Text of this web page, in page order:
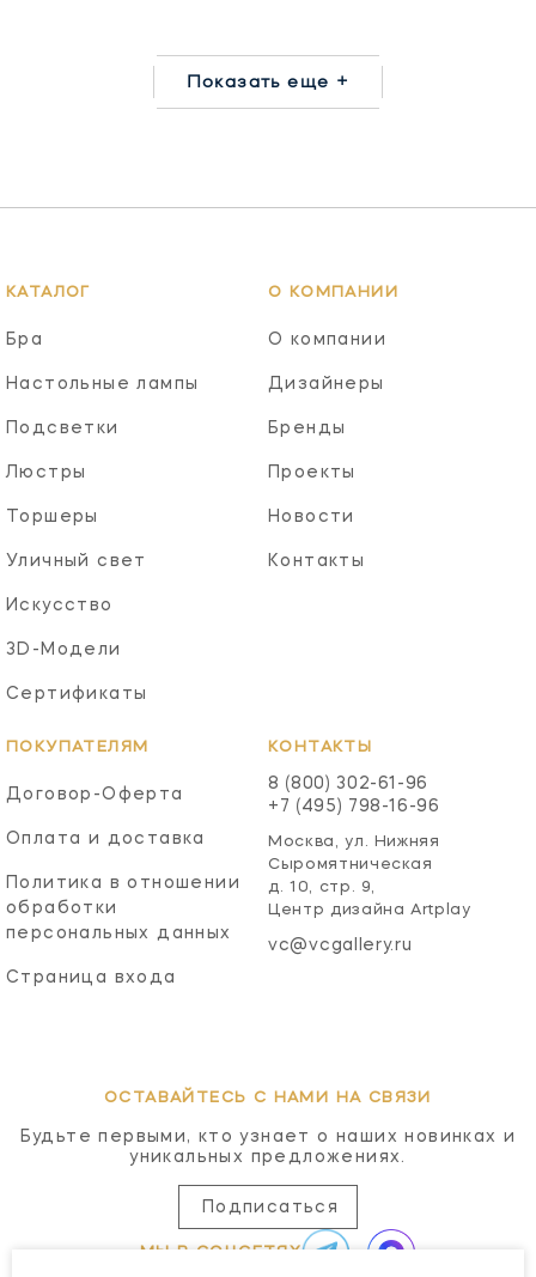
Показать еще +
КАТАЛОГ
Бра
Настольные лампы
Подсветки
Люстры
Торшеры
Уличный свет
Искусство
3D-Модели
Сертификаты
О КОМПАНИИ
О компании
Дизайнеры
Бренды
Проекты
Новости
Контакты
ПОКУПАТЕЛЯМ
Договор-Оферта
Оплата и доставка
Политика в отношении
обработки
персональных данных
Страница входа
КОНТАКТЫ
8 (800) 302-61-96
+7 (495) 798-16-96
Москва, ул. Нижняя
Сыромятническая
д. 10, стр. 9,
Центр дизайна Artplay
vc@vcgallery.ru
ОСТАВАЙТЕСЬ С НАМИ НА СВЯЗИ
Будьте первыми, кто узнает о наших новинках и
уникальных предложениях.
Подписаться
МЫ В СОЦСЕТЯХ